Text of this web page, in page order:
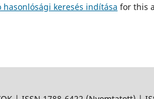
hasonlósági keresés indítása for this